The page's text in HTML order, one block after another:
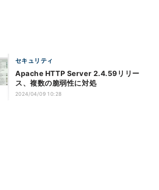
セキュリティ
Apache HTTP Server 2.4.59リリー
ス、複数の脆弱性に対処
2024/04/09 10:28